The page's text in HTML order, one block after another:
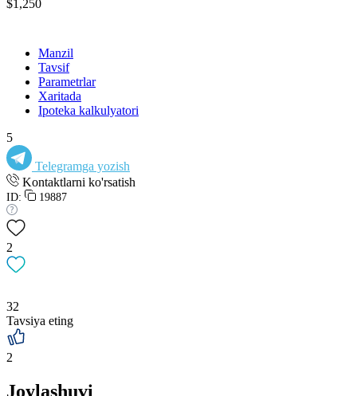
$1,250
Manzil
Tavsif
Parametrlar
Xaritada
Ipoteka kalkulyatori
5
Telegramga yozish
Kontaktlarni ko'rsatish
ID: 19887
2
32
Tavsiya eting
2
Joylashuvi